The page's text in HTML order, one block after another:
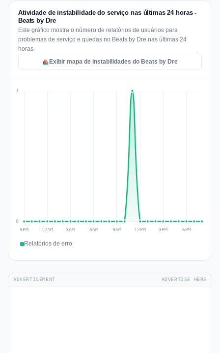
Atividade de instabilidade do serviço nas últimas 24 horas -
Beats by Dre
Este gráfico mostra o número de relatórios de usuários para
problemas de serviço e quedas no Beats by Dre nas últimas 24
horas.
Exibir mapa de instabilidades do Beats by Dre
Relatórios de erro
ADVERTISEMENT ADVERTISE HERE